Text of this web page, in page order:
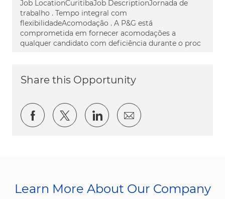
Job LocationCuritibaJob DescriptionJornada de
trabalho . Tempo integral com
flexibilidadeAcomodação . A P&G está
comprometida em fornecer acomodações a
qualquer candidato com deficiência durante o proc
Share this Opportunity
Share via Facebook
Share via twitter
Share via LinkedIn
Share via email
Learn More About Our Company